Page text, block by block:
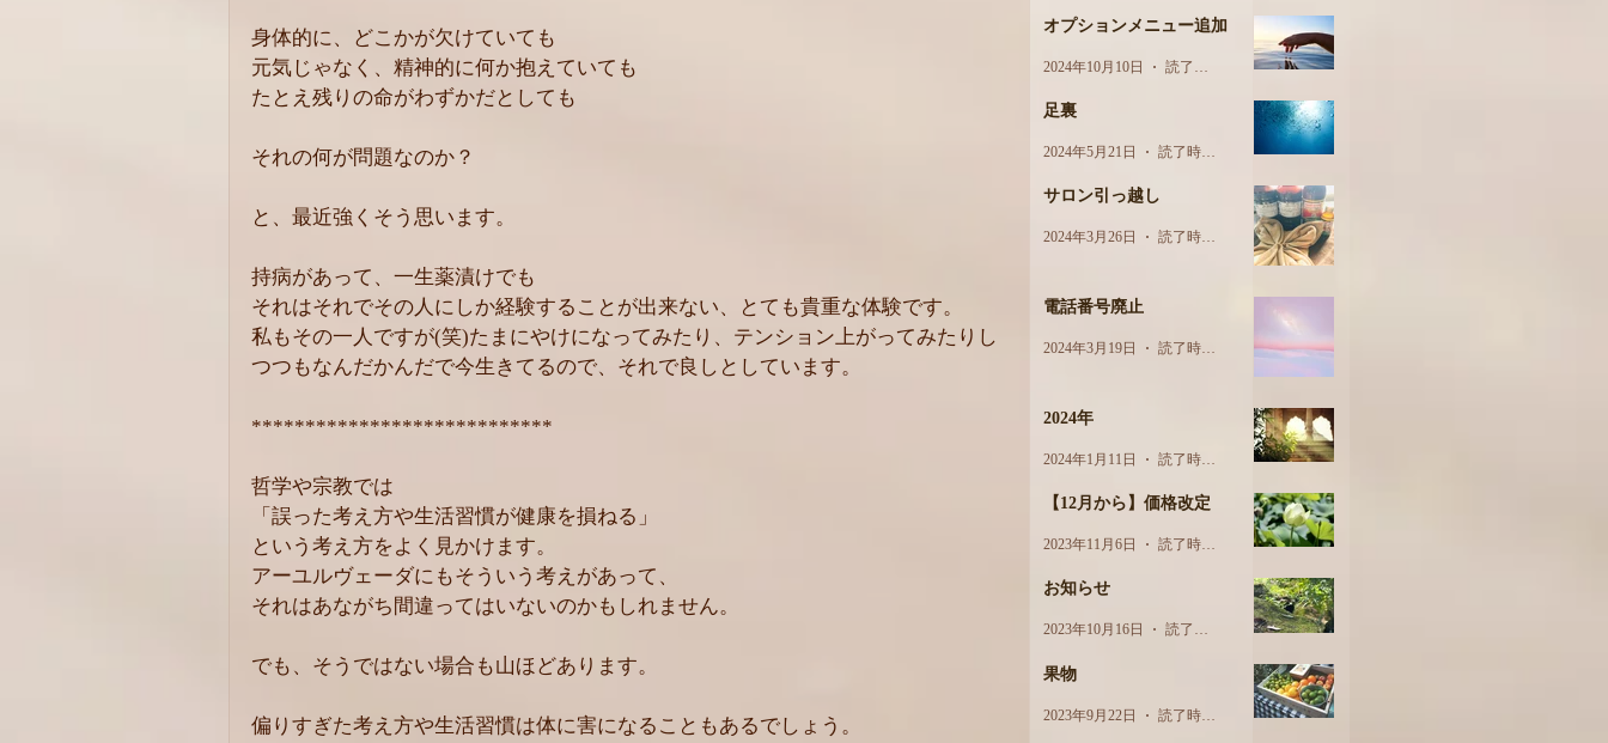
身体的に、どこかが欠けていても
元気じゃなく、精神的に何か抱えていても
たとえ残りの命がわずかだとしても
それの何が問題なのか？
と、最近強くそう思います。
持病があって、一生薬漬けでも
それはそれでその人にしか経験することが出来ない、とても貴重な体験です。
私もその一人ですが(笑)たまにやけになってみたり、テンション上がってみたりし
つつもなんだかんだで今生きてるので、それで良しとしています。
****************************
哲学や宗教では
「誤った考え方や生活習慣が健康を損ねる」
という考え方をよく見かけます。
アーユルヴェーダにもそういう考えがあって、
それはあながち間違ってはいないのかもしれません。
でも、そうではない場合も山ほどあります。
偏りすぎた考え方や生活習慣は体に害になることもあるでしょう。
オプションメニュー追加
2024年10月10日
足裏
2024年5月21日
サロン引っ越し
2024年3月26日
電話番号廃止
2024年3月19日
2024年
2024年1月11日
【12月から】価格改定
2023年11月6日
お知らせ
2023年10月16日
果物
2023年9月22日